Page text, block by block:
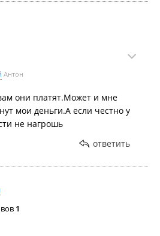
Антон
они платят.Может и мне
мои деньги.А если честно у
не нагрошь
ответить
1